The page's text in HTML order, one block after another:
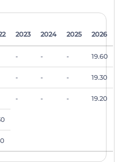
2023 2024 2025 2026
- - - 19.60
- - - 19.30
- - - 19.20